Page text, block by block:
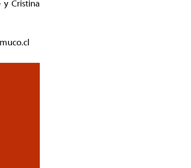
y Cristina